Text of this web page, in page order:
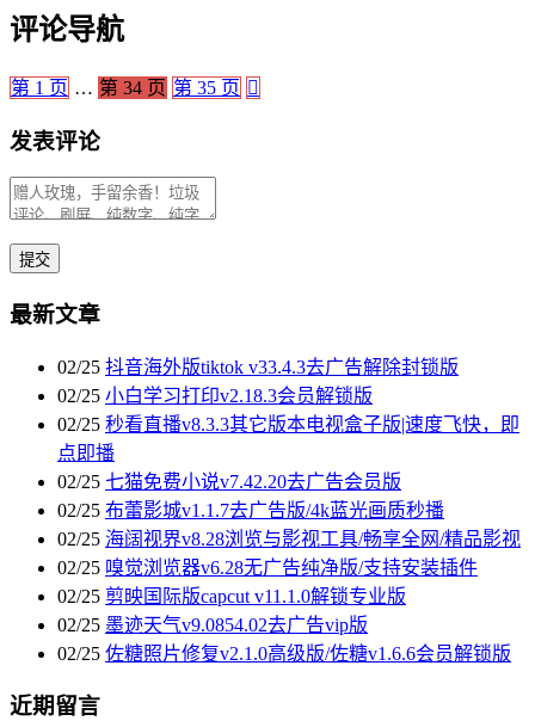
评论导航
第 1 页 … 第 34 页 第 35 页
发表评论
最新文章
02/25 抖音海外版tiktok v33.4.3去广告解除封锁版
02/25 小白学习打印v2.18.3会员解锁版
02/25 秒看直播v8.3.3其它版本电视盒子版|速度飞快，即
点即播
02/25 七猫免费小说v7.42.20去广告会员版
02/25 布蕾影城v1.1.7去广告版/4k蓝光画质秒播
02/25 海阔视界v8.28浏览与影视工具/畅享全网/精品影视
02/25 嗅觉浏览器v6.28无广告纯净版/支持安装插件
02/25 剪映国际版capcut v11.1.0解锁专业版
02/25 墨迹天气v9.0854.02去广告vip版
02/25 佐糖照片修复v2.1.0高级版/佐糖v1.6.6会员解锁版
近期留言